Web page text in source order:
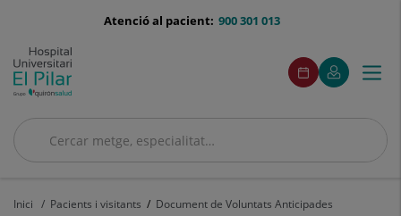
menu-
900 301 013
Atenció al pacient:
Cercar
Cercar
menuAcceso
Demaneu
cita
Aquest
enllaç
s'obrirà
finestra
El
meu
Aquest
enllaç
s'obrirà
finestra
Menú
Inici Pacients i visitants Document de Voluntats Anticipades